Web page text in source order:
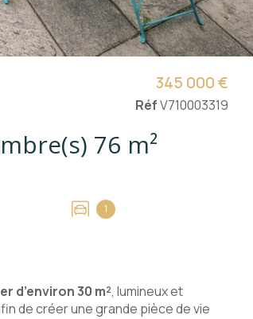
Appartement 3 pièce(s) 2 chambre(s) 76 m²
1
345 000 €
RéfV710003319
d’environ 30 m², lumineux et
de créer une grande pièce de vie